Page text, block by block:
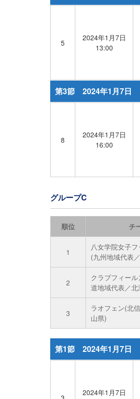
5
2024年1月7日
13:00
第3節 2024年1月7日
8
2024年1月7日
16:00
グループC
順位 チ
1
八女学院女子
(九州地域代表
2
クラブフィー
道地域代表／北
3
ラオフェン(北
山県)
第1節 2024年1月7日
2024年1月7日